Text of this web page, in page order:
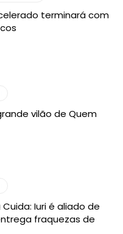
terminará com
vilão de Quem
Iuri é aliado de
fraquezas de